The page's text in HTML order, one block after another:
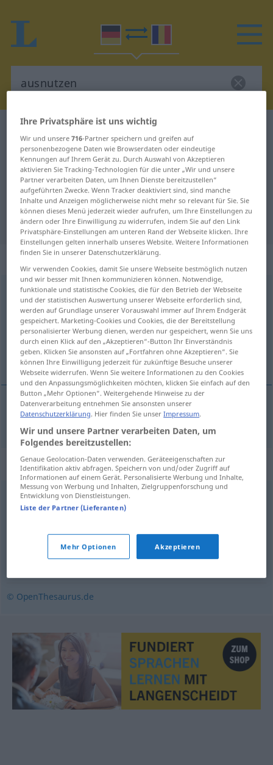
Deutsch-Rumänisch Wörterbuch
Deutsch-Rumänisch Übersetzung
für "ausnutzen"
"ausnutzen" Rumänisch
Übersetzung
„ausnutzen“: transitives Verb
ausnutzenv/t
Übersicht aller Übersetzungen
(Für mehr Details die Übersetzung anklicken/antippen)
a se folosi de
sefoloside ausnutzen
Synonyme für "ausnutzen"
melken (ugs.),ausbeuten
missbrauchen
© OpenThesaurus.de
Ihre Privatsphäre ist uns wichtig
Wir und unsere716-Partner speichern und greifen auf
personenbezogene Daten wie Browserdaten oder eindeutige
Kennungen auf Ihrem Gerät zu. Durch Auswahl von Akzeptieren
aktivieren Sie Tracking-Technologien für die unter „Wir und unsere
Partner verarbeiten Daten, um Ihnen Dienste bereitzustellen“
aufgeführten Zwecke. Wenn Tracker deaktiviert sind, sind manche
Inhalte und Anzeigen möglicherweise nicht mehr so relevant für Sie. Sie
können dieses Menü jederzeit wieder aufrufen, um Ihre Einstellungen zu
ändern oder Ihre Einwilligung zu widerrufen, indem Sie auf den Link
Privatsphäre-Einstellungen am unteren Rand der Webseite klicken. Ihre
Einstellungen gelten innerhalb unseres Website. Weitere Informationen
finden Sie in unserer Datenschutzerklärung.
Wir verwenden Cookies, damit Sie unsere Webseite bestmöglich nutzen
und wir besser mit Ihnen kommunizieren können. Notwendige,
funktionale und statistische Cookies, die für den Betrieb der Webseite
und der statistischen Auswertung unserer Webseite erforderlich sind,
werden auf Grundlage unserer Vorauswahl immer auf Ihrem Endgerät
gespeichert. Marketing-Cookies und Cookies, die der Bereitstellung
personalisierter Werbung dienen, werden nur gespeichert, wenn Sie uns
durch einen Klick auf den „Akzeptieren“-Button Ihr Einverständnis
geben. Klicken Sie ansonsten auf „Fortfahren ohne Akzeptieren“. Sie
können Ihre Einwilligung jederzeit für zukünftige Besuche unserer
Webseite widerrufen. Wenn Sie weitere Informationen zu den Cookies
und den Anpassungsmöglichkeiten möchten, klicken Sie einfach auf den
Button „Mehr Optionen“. Weitergehende Hinweise zu der
Datenverarbeitung entnehmen Sie ansonsten unserer
Datenschutzerklärung. Hier finden Sie unserImpressum.
Wir und unsere Partner verarbeiten Daten, um
Folgendes bereitzustellen:
Genaue Geolocation-Daten verwenden. Geräteeigenschaften zur
Identifikation aktiv abfragen. Speichern von und/oder Zugriff auf
Informationen auf einem Gerät. Personalisierte Werbung und Inhalte,
Messung von Werbung und Inhalten, Zielgruppenforschung und
Entwicklung von Dienstleistungen.
Liste der Partner (Lieferanten)
Mehr Optionen Akzeptieren